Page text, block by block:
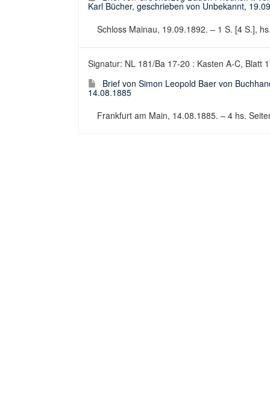
Karl Bücher, geschrieben von Unbekannt,
Schloss Mainau, 19.09.1892. – 1 S. [4 S.],
Signatur: NL 181/Ba 17-20 : Kasten A-C, Blatt
Brief von Simon Leopold Baer von
14.08.1885
Frankfurt am Main, 14.08.1885. – 4 hs.